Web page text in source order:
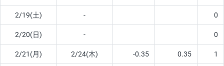
2/19(土) - 0
2/20(日) - 0
2/21(月) 2/24(木) -0.35 0.35 1